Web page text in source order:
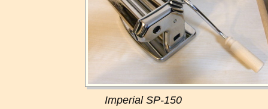
Imperial SP-150